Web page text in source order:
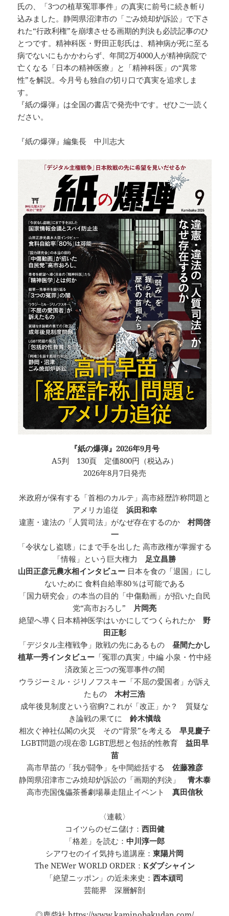
氏の、「3つの植草冤罪事件」の真実に前号に続き斬り
込みました。静岡県沼津市の「ごみ焼却炉訴訟」で下さ
れた“行政利権”を崩壊させる画期的判決も必読記事のひ
とつです。精神科医・野田正彰氏は、精神病が死に至る
病でないにもかかわらず、年間2万4000人が精神病院で
亡くなる「日本の精神医療」と「精神科医」の“異常
性”を解説。今月号も独自の切り口で真実を追求しま
す。
『紙の爆弾』は全国の書店で発売中です。ぜひご一読く
ださい。
『紙の爆弾』編集長 中川志大
『紙の爆弾』2026年9月号
A5判 130頁 定価800円（税込み）
2026年8月7日発売
米政府が保有する「首相のカルテ」高市経歴詐称問題と
アメリカ追従 浜田和幸
違憲・違法の「人質司法」がなぜ存在するのか 村岡啓
一
「令状なし盗聴」にまで手を出した 高市政権が掌握する
「情報」という巨大権力 足立昌勝
山田正彦元農水相インタビュー日本を食の「退国」にし
ないために 食料自給率80％は可能である
「国力研究会」の本当の目的「中傷動画」が招いた自民
党“高市おろし” 片岡亮
絶望へ導く日本精神医学はいかにしてつくられたか 野
田正彰
「デジタル主権戦争」敗戦の先にあるもの 昼間たかし
植草一秀インタビュー「冤罪の真実」中編 小泉・竹中経
済政策と三つの冤罪事件の闇
ウラジーミル・ジリノフスキー「不屈の愛国者」が訴え
たもの 木村三浩
成年後見制度という宿痾?これが「改正」か？ 質疑な
き論戦の果てに 鈴木愼哉
相次ぐ神社仏閣の火災 その“背景”を考える 早見慶子
LGBT問題の現在⑧ LGBT思想と包括的性教育 益田早
苗
高市早苗の「我が闘争」を中間総括する 佐藤雅彦
静岡県沼津市ごみ焼却炉訴訟の「画期的判決」 青木泰
高市売国傀儡茶番劇場暴走阻止イベント 真田信秋
〈連載〉
コイツらのゼニ儲け： 西田健
「格差」を読む： 中川淳一郎
シアワセのイイ気持ち道講座： 東陽片岡
The NEWer WORLD ORDER： Kダブシャイン
「絶望ニッポン」の近未来史： 西本頑司
芸能界 深層解剖